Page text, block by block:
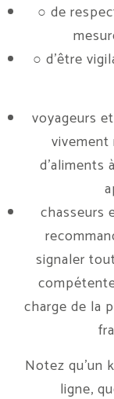
○ de
○ d’être
voyageurs
vivement
d’aliments
chasseurs
signaler
charge de la
Notez qu’un
ligne,